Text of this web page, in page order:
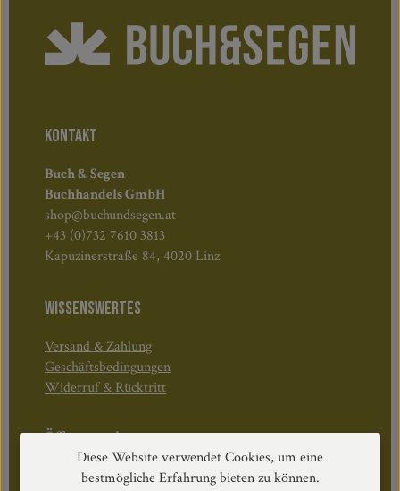
KONTAKT
Buch & Segen
Buchhandels GmbH
shop@buchundsegen.at
+43 (0)732 7610 3813
Kapuzinerstraße 84, 4020 Linz
WISSENSWERTES
Versand & Zahlung
Geschäftsbedingungen
Widerruf & Rücktritt
Öffnungszeiten:
Mo–Do: 08:30–17:00 Uhr
Fr: 08:30–12:30 Uhr
Diese Website verwendet Cookies, um eine
bestmögliche Erfahrung bieten zu können.